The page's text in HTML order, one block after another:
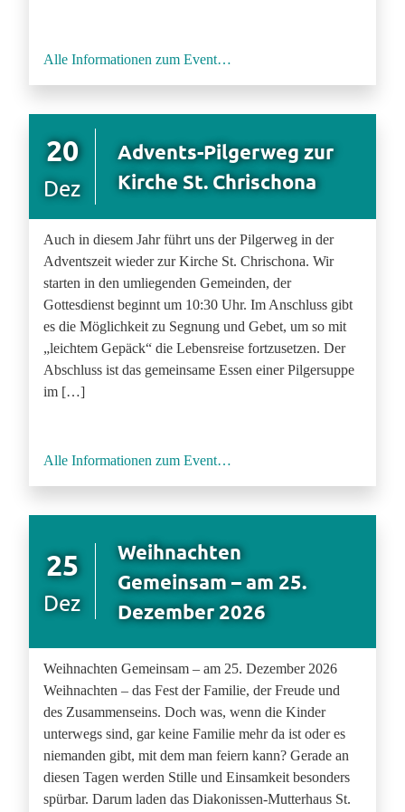
Alle Informationen zum Event…
20
Dez
Advents-Pilgerweg zur
Kirche St. Chrischona
Auch in diesem Jahr führt uns der Pilgerweg in der
Adventszeit wieder zur Kirche St. Chrischona. Wir
starten in den umliegenden Gemeinden, der
Gottesdienst beginnt um 10:30 Uhr. Im Anschluss gibt
es die Möglichkeit zu Segnung und Gebet, um so mit
„leichtem Gepäck“ die Lebensreise fortzusetzen. Der
Abschluss ist das gemeinsame Essen einer Pilgersuppe
im […]
Alle Informationen zum Event…
25
Dez
Weihnachten
Gemeinsam – am 25.
Dezember 2026
Weihnachten Gemeinsam – am 25. Dezember 2026
Weihnachten – das Fest der Familie, der Freude und
des Zusammenseins. Doch was, wenn die Kinder
unterwegs sind, gar keine Familie mehr da ist oder es
niemanden gibt, mit dem man feiern kann? Gerade an
diesen Tagen werden Stille und Einsamkeit besonders
spürbar. Darum laden das Diakonissen-Mutterhaus St.